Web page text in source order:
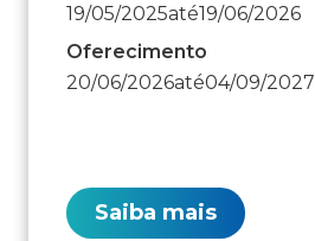
19/05/2025até19/06/2026
Oferecimento
20/06/2026até04/09/2027
Saiba mais